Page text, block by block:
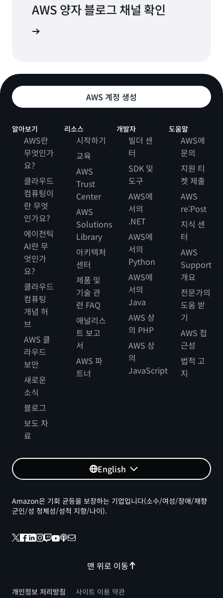
AWS 양자 블로그 채널 확인
AWS 계정 생성
알아보기
AWS란
무엇인가
요?
클라우드
컴퓨팅이
란 무엇
인가요?
에이전틱
AI란 무
엇인가
요?
클라우드
컴퓨팅
개념 허
브
AWS 클
라우드
보안
새로운
소식
블로그
보도 자
료
리소스
시작하기
교육
AWS
Trust
Center
AWS
Solutions
Library
아키텍처
센터
제품 및
기술 관
련 FAQ
애널리스
트 보고
서
AWS 파
트너
개발자
빌더 센
터
SDK 및
도구
AWS에
서의
.NET
AWS에
서의
Python
AWS에
서의
Java
AWS 상
의 PHP
AWS 상
의
JavaScript
도움말
AWS에
문의
지원 티
켓 제출
AWS
re:Post
지식 센
터
AWS
Support
개요
전문가의
도움 받
기
AWS 접
근성
법적 고
지
English
맨 위로 이동
Amazon은 기회 균등을 보장하는 기업입니다(소수/여성/장애/재향
군인/성 정체성/성적 지향/나이).
개인정보 처리방침
사이트 이용 약관